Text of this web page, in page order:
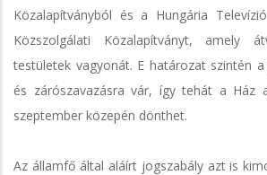
Közalapítványból és a Hungária
Közszolgálati Közalapítványt, amely
testületek vagyonát. E határozat szintén
és zárószavazásra vár, így tehát a Ház
szeptember közepén dönthet.
Az államfő által aláírt jogszabály azt is